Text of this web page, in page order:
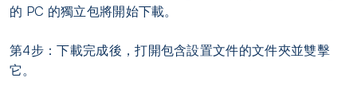
的 PC 的獨立包將開始下載。
第4步：下載完成後，打開包含設置文件的文件夾並雙擊
它。